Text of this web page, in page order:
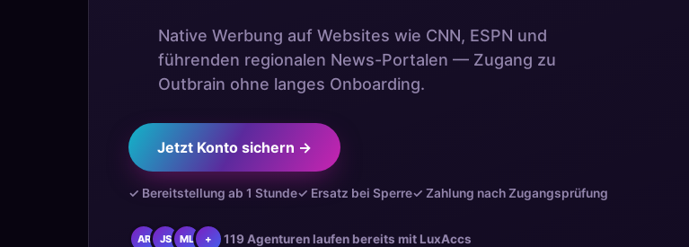
Native Werbung auf Websites wie CNN, ESPN und
führenden regionalen News-Portalen — Zugang zu
Outbrain ohne langes Onboarding.
Jetzt Konto sichern →
✓ Bereitstellung ab 1 Stunde✓ Ersatz bei Sperre✓ Zahlung nach Zugangsprüfung
AR JS ML + 119 Agenturen laufen bereits mit LuxAccs